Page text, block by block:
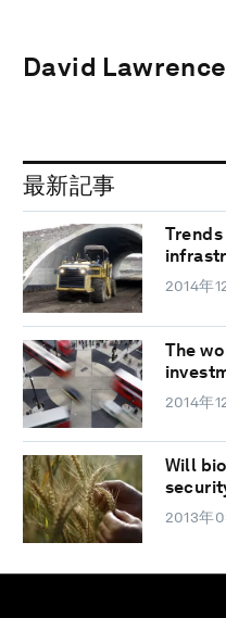
David Lawrence
最新記事
2014年
The
2014年
Will
2013年